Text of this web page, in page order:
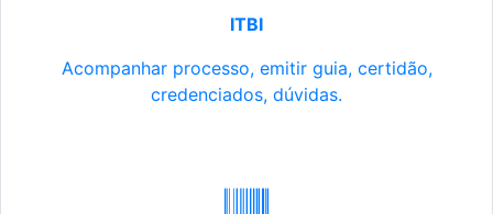
ITBI
Acompanhar processo, emitir guia, certidão,
credenciados, dúvidas.